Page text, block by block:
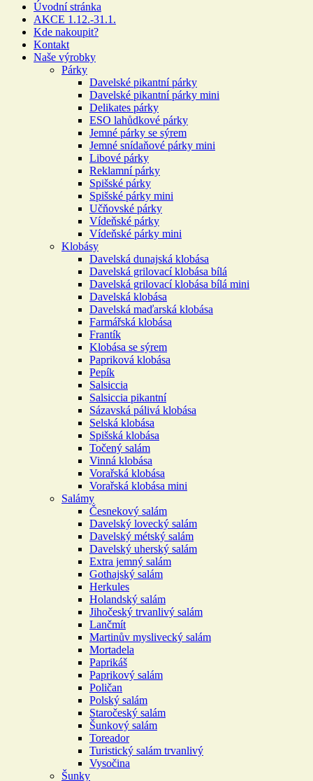
Úvodní stránka
AKCE 1.12.-31.1.
Kde nakoupit?
Kontakt
Naše výrobky
Párky
Davelské pikantní párky
Davelské pikantní párky mini
Delikates párky
ESO lahůdkové párky
Jemné párky se sýrem
Jemné snídaňové párky mini
Libové párky
Reklamní párky
Spišské párky
Spišské párky mini
Učňovské párky
Vídeňské párky
Vídeňské párky mini
Klobásy
Davelská dunajská klobása
Davelská grilovací klobása bílá
Davelská grilovací klobása bílá mini
Davelská klobása
Davelská maďarská klobása
Farmářská klobása
Frantík
Klobása se sýrem
Papriková klobása
Pepík
Salsiccia
Salsiccia pikantní
Sázavská pálivá klobása
Selská klobása
Spišská klobása
Točený salám
Vinná klobása
Vorařská klobása
Vorařská klobása mini
Salámy
Česnekový salám
Davelský lovecký salám
Davelský métský salám
Davelský uherský salám
Extra jemný salám
Gothajský salám
Herkules
Holandský salám
Jihočeský trvanlivý salám
Lančmít
Martinův myslivecký salám
Mortadela
Paprikáš
Paprikový salám
Poličan
Polský salám
Staročeský salám
Šunkový salám
Toreador
Turistický salám trvanlivý
Vysočina
Šunky